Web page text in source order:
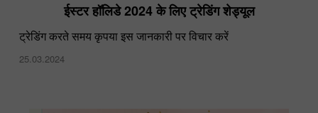
ईस्टर हॉलिडे 2024 के लिए ट्रेडिंग शेड्यूल
ट्रेडिंग करते समय कृपया इस जानकारी पर विचार करें
25.03.2024